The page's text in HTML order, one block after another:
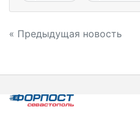
Навигация
записям
« Предыдущая новость